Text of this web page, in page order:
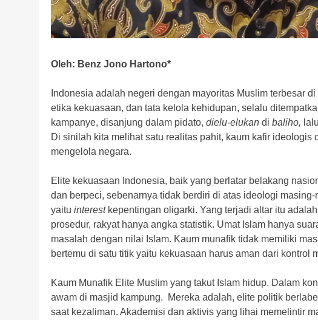
Oleh: Benz Jono Hartono*
Indonesia adalah negeri dengan mayoritas Muslim terbesar
etika kekuasaan, dan tata kelola kehidupan, selalu
kampanye, disanjung dalam pidato, dielu-elukan di baliho,
Di sinilah kita melihat satu realitas pahit, kaum kafir
mengelola negara.
Elite kekuasaan Indonesia, baik yang berlatar belakang
dan berpeci, sebenarnya tidak berdiri di atas ideologi
yaitu interest kepentingan oligarki. Yang terjadi altar itu
prosedur, rakyat hanya angka statistik. Umat Islam hanya
masalah dengan nilai Islam. Kaum munafik tidak memiliki
bertemu di satu titik yaitu kekuasaan harus aman dari kontrol
Kaum Munafik Elite Muslim yang takut Islam hidup. Dalam
awam di masjid kampung. Mereka adalah, elite politik berlabel
saat kezaliman. Akademisi dan aktivis yang lihai memelintir